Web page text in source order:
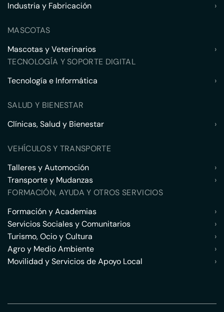
Industria y Fabricación
›
MASCOTAS
Mascotas y Veterinarios
›
TECNOLOGÍA Y SOPORTE DIGITAL
Tecnología e Informática
›
SALUD Y BIENESTAR
Clínicas, Salud y Bienestar
›
VEHÍCULOS Y TRANSPORTE
Talleres y Automoción
›
Transporte y Mudanzas
›
FORMACIÓN, AYUDA Y OTROS SERVICIOS
Formación y Academias
›
Servicios Sociales y Comunitarios
›
Turismo, Ocio y Cultura
›
Agro y Medio Ambiente
›
Movilidad y Servicios de Apoyo Local
›